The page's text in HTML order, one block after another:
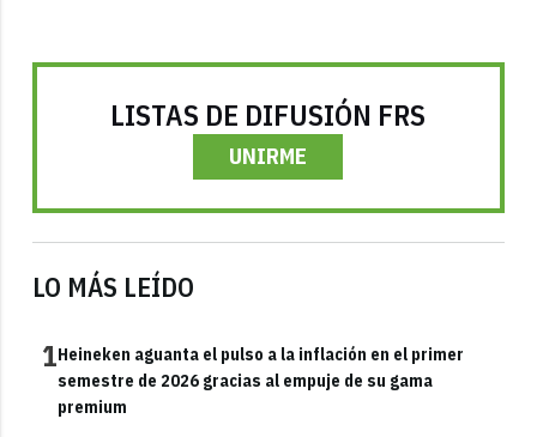
LISTAS DE DIFUSIÓN FRS
UNIRME
LO MÁS LEÍDO
1Heineken aguanta el pulso a la inflación en el primer
semestre de 2026 gracias al empuje de su gama
premium